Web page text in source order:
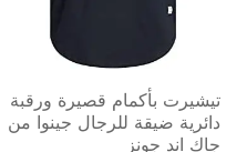
طقم تي شيرت جي اس اس
فوتوريل من امريكان ايجل
للرجال – مصبوغ بالكمبيوتر +